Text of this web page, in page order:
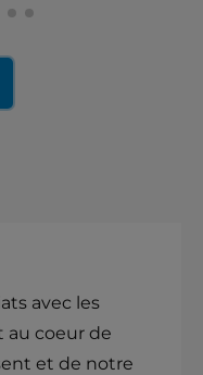
avec les
au coeur de
et de notre